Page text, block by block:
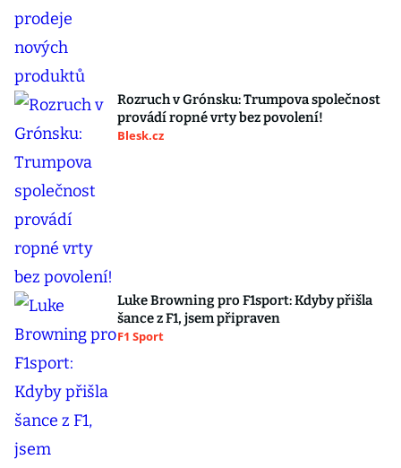
Rozruch v Grónsku: Trumpova společnost
provádí ropné vrty bez povolení!
Blesk.cz
Luke Browning pro F1sport: Kdyby přišla
šance z F1, jsem připraven
F1 Sport